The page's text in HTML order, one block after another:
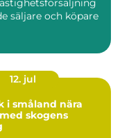
säljare och köpare
12. jul
nära
skogens